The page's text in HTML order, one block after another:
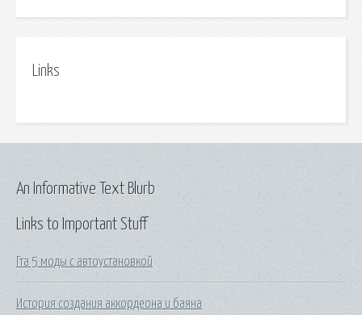
Links
Links to Important Stuff
Гта 5 моды с автоустановкой
История создания аккордеона и баяна
An Informative Text Blurb